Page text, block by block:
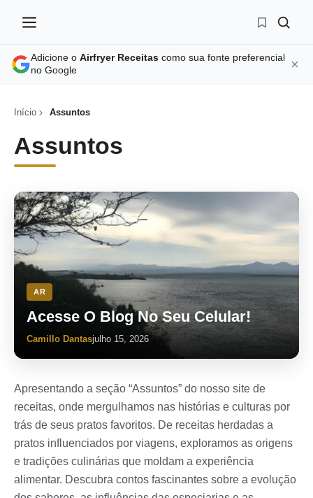
Adicione o Airfryer Receitas como sua fonte preferencial
no Google
Início Assuntos
Assuntos
AR
Acesse O Blog No Seu Celular!
Camillo Dantasjulho 15, 2026
Apresentando a seção “Assuntos” do nosso site de
receitas, onde mergulhamos nas histórias e culturas por
trás de seus pratos favoritos. De receitas herdadas a
pratos influenciados por viagens, exploramos as origens
e tradições culinárias que moldam a experiência
alimentar. Descubra contos fascinantes sobre a evolução